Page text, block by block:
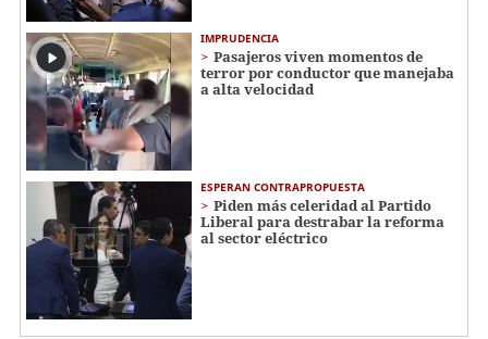
IMPRUDENCIA
Pasajeros viven momentos de
terror por conductor que manejaba
a alta velocidad
ESPERAN CONTRAPROPUESTA
Piden más celeridad al Partido
Liberal para destrabar la reforma
al sector eléctrico